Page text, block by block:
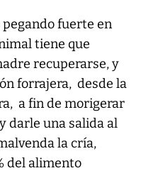
pegando fuerte en
tiene que
recuperarse, y
forrajera, desde la
a fin de morigerar
darle una salida al
la cría,
del alimento